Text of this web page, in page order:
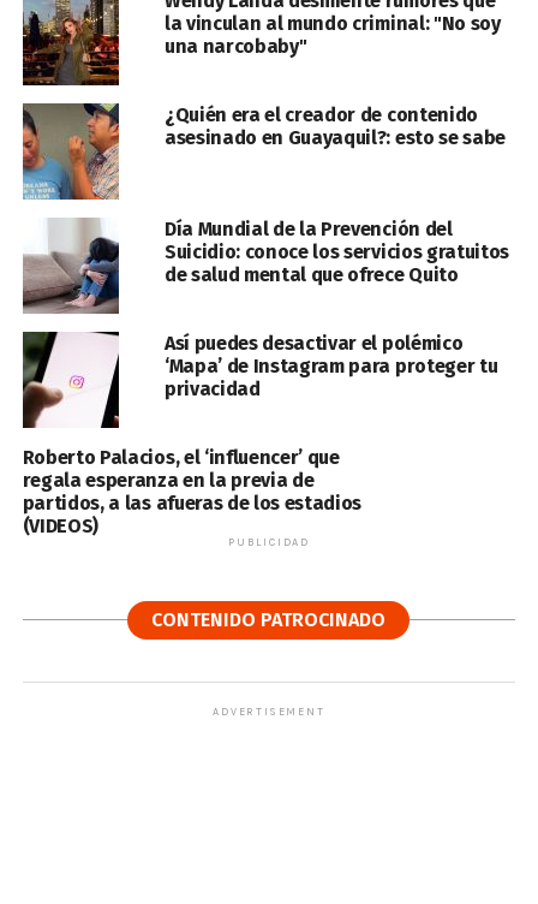
la vinculan al mundo criminal: "No soy
una narcobaby"
¿Quién era el creador de contenido
asesinado en Guayaquil?: esto se sabe
Día Mundial de la Prevención del
Suicidio: conoce los servicios gratuitos
de salud mental que ofrece Quito
Así puedes desactivar el polémico
‘Mapa’ de Instagram para proteger tu
privacidad
Roberto Palacios, el ‘influencer’ que
regala esperanza en la previa de
partidos, a las afueras de los estadios
(VIDEOS)
PUBLICIDAD
CONTENIDO PATROCINADO
ADVERTISEMENT